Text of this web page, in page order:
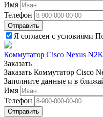
Имя
Телефон
Отправить
Я согласен с условиями
Коммутатор Cisco Nexus
Заказать
Заказать Коммутатор Cisco
Заполните данные и в
Имя
Телефон
Отправить